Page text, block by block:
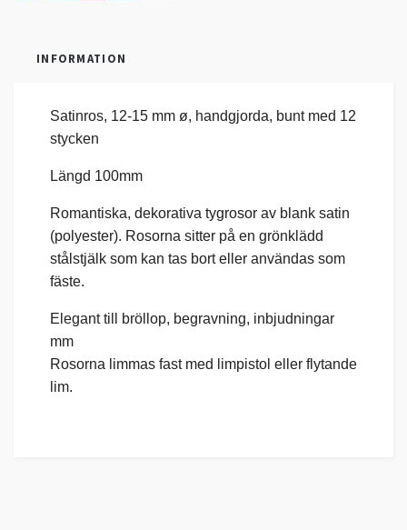
INFORMATION
Satinros, 12-15 mm ø, handgjorda, bunt med 12
stycken
Längd 100mm
Romantiska, dekorativa tygrosor av blank satin
(polyester). Rosorna sitter på en grönklädd
stålstjälk som kan tas bort eller användas som
fäste.
Elegant till bröllop, begravning, inbjudningar
mm
Rosorna limmas fast med limpistol eller flytande
lim.